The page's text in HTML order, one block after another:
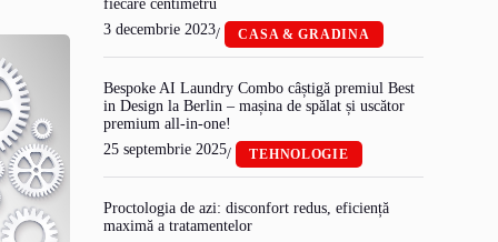
fiecare centimetru
3 decembrie 2023/ CASA & GRADINA
Bespoke AI Laundry Combo câștigă premiul Best
in Design la Berlin – mașina de spălat și uscător
premium all-in-one!
25 septembrie 2025/ TEHNOLOGIE
Proctologia de azi: disconfort redus, eficiență
maximă a tratamentelor